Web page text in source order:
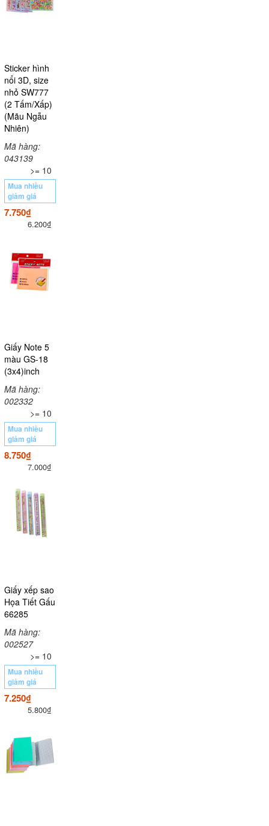
Sticker hình
nổi 3D, size
nhỏ SW777
(2 Tấm/Xấp)
(Mãu Ngẫu
Nhiên)
Mã hàng:
043139
>= 10
Mua nhiều
giảm giá
7.750₫
6.200₫
Giấy Note 5
màu GS-18
(3x4)inch
Mã hàng:
002332
>= 10
Mua nhiều
giảm giá
8.750₫
7.000₫
Giấy xếp sao
Họa Tiết Gấu
66285
Mã hàng:
002527
>= 10
Mua nhiều
giảm giá
7.250₫
5.800₫